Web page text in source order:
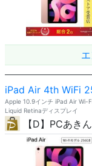
iPad Air 4th WiFi
Apple 10.9インチ iPad Air Wi-
Liquid Retinaディスプレイ
【D】PCあき